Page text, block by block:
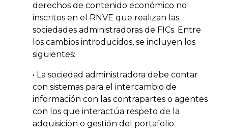
derechos de contenido económico no
inscritos en el RNVE que realizan las
sociedades administradoras de FICs. Entre
los cambios introducidos, se incluyen los
siguientes:
• La sociedad administradora debe contar
con sistemas para el intercambio de
información con las contrapartes o agentes
con los que interactúa respeto de la
adquisición o gestión del portafolio.